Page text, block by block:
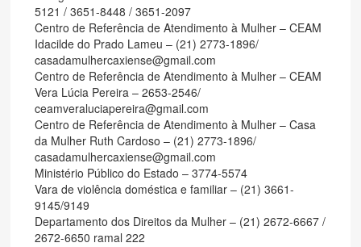
5121 / 3651-8448 / 3651-2097
Centro de Referência de Atendimento à Mulher – CEAM
Idacilde do Prado Lameu – (21) 2773-1896/
casadamulhercaxiense@gmail.com
Centro de Referência de Atendimento à Mulher – CEAM
Vera Lúcia Pereira – 2653-2546/
ceamveraluciapereira@gmail.com
Centro de Referência de Atendimento à Mulher – Casa
da Mulher Ruth Cardoso – (21) 2773-1896/
casadamulhercaxiense@gmail.com
Ministério Público do Estado – 3774-5574
Vara de violência doméstica e familiar – (21) 3661-
9145/9149
Departamento dos Direitos da Mulher – (21) 2672-6667 /
2672-6650 ramal 222